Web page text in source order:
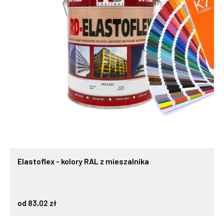
Elastoflex - kolory RAL z mieszalnika
od 83,02 zł